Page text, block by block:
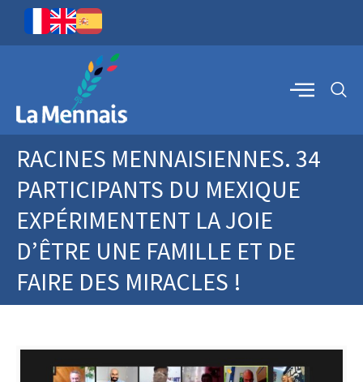
RACINES MENNAISIENNES. 34
PARTICIPANTS DU MEXIQUE
EXPÉRIMENTENT LA JOIE
D’ÊTRE UNE FAMILLE ET DE
FAIRE DES MIRACLES !